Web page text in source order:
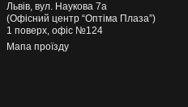
Львів, вул. Наукова 7а
(Офісний центр “Оптіма Плаза”)
1 поверх, офіс №124
Мапа проїзду